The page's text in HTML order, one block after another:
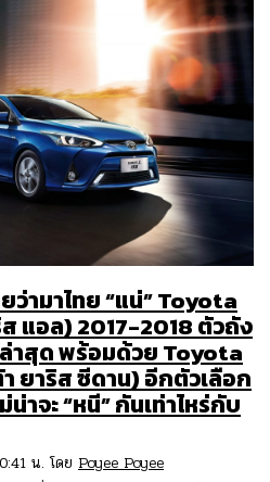
ว่ามาไทย “แน่” Toyota
แอล) 2017-2018 ตัวถัง
าสุด พร้อมด้วย Toyota
ยาริส ซีดาน) อีกตัวเลือก
น่าจะ “หนี” กันเท่าไหร่กับ
น. โดย Poyee Poyee